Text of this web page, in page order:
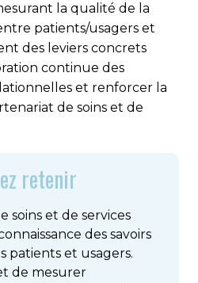
la qualité de la
patients/usagers et
des leviers concrets
continue des
et renforcer la
de soins et de
retenir
soins et de services
des savoirs
patients et usagers.
de mesurer